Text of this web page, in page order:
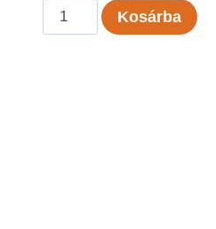
Kartopu
Baby
Kosárba